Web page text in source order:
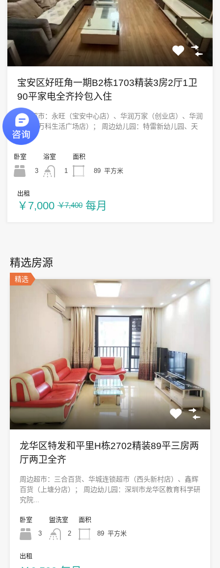
宝安区好旺角一期B2栋1703精装3房2厅1卫
90平家电全齐拎包入住
周边超市：永旺（宝安中心店）、华润万家（创业店）、华润
万家（万科生活广场店）； 周边幼儿园：特雷新幼儿园、天
悦...
卧室
3
浴室
1
面积
89 平方米
出租
￥7,000 ￥7,400 每月
精选房源
精选
龙华区特发和平里H栋2702精装89平三房两
厅两卫全齐
周边超市：三合百货、华城连锁超市（西头新村店）、鑫辉
百货（上塘分店）； 周边幼儿园：深圳市龙华区教育科学研
究院...
卧室
3
盥洗室
2
面积
89 平方米
出租